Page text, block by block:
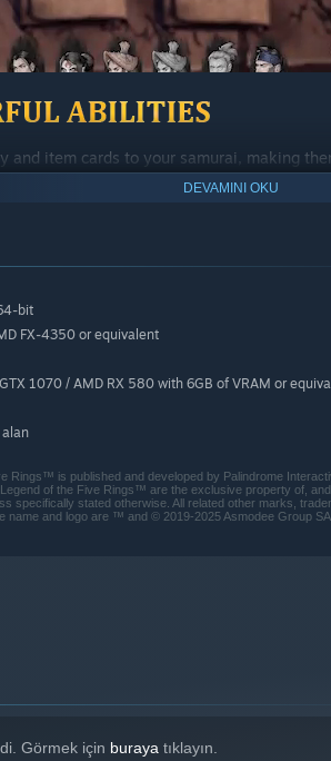
and item cards to your samurai, making
between your party members will be
DEVAMINI OKU
bit
FX-4350 or equivalent
1070 / AMD RX 580 with 6GB of VRAM or
alan
Rings™ is published and developed by Palindrome
of the Five Rings™ are the exclusive property of,
specifically stated otherwise. All related other marks,
name and logo are ™ and © 2019-2025 Asmodee Group
Görmek için buraya tıklayın.